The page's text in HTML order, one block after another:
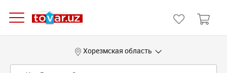
Хорезмская область